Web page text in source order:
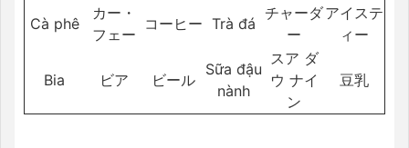
Cà phê
カー・
フェー
コーヒー Trà đá
チャーダ
ー
アイステ
ィー
Bia ビア ビール
Sữa đậu
nành
スア ダ
ウ ナイ
ン
豆乳